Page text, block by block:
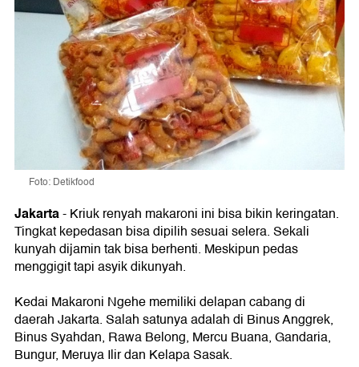
Foto: Detikfood
Jakarta-Kriuk renyah makaroni ini bisa bikin keringatan.
Tingkat kepedasan bisa dipilih sesuai selera. Sekali
kunyah dijamin tak bisa berhenti. Meskipun pedas
menggigit tapi asyik dikunyah.
Kedai Makaroni Ngehe memiliki delapan cabang di
daerah Jakarta. Salah satunya adalah di Binus Anggrek,
Binus Syahdan, Rawa Belong, Mercu Buana, Gandaria,
Bungur, Meruya Ilir dan Kelapa Sasak.